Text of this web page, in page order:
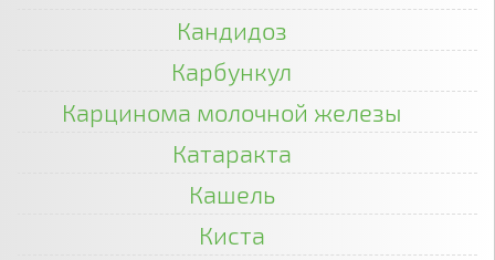
Кандидоз
Карбункул
Карцинома молочной железы
Катаракта
Кашель
Киста